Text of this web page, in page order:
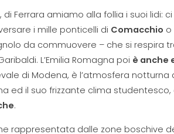
di Ferrara amiamo alla follia i suoi lidi:
i mille ponticelli di Comacchio o
da commuovere – che si respira
L’Emilia Romagna poi è anche
di Modena, è l’atmosfera notturna
ed il suo frizzante clima studentesco,
.
rappresentata dalle zone boschive